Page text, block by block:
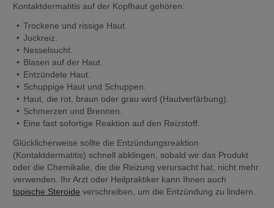
Kontaktdermatitis auf der Kopfhaut gehören:
Trockene und rissige Haut.
Juckreiz.
Nesselsucht.
Blasen auf der Haut.
Entzündete Haut.
Schuppige Haut und Schuppen.
Haut, die rot, braun oder grau wird (Hautverfärbung).
Schmerzen und Brennen.
Eine fast sofortige Reaktion auf den Reizstoff.
Glücklicherweise sollte die Entzündungsreaktion
(Kontaktdermatitis) schnell abklingen, sobald wir das Produkt
oder die Chemikalie, die die Reizung verursacht hat, nicht mehr
topische Steroide verschreiben, um die Entzündung zu lindern.